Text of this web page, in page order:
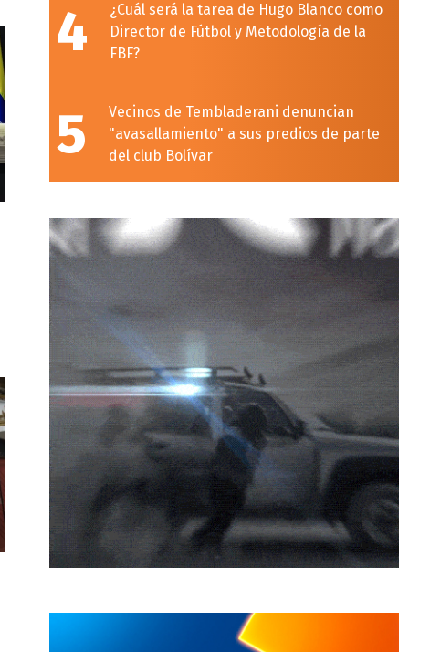
4
¿Cuál será la tarea de Hugo Blanco como
Director de Fútbol y Metodología de la
FBF?
5
Vecinos de Tembladerani denuncian
"avasallamiento" a sus predios de parte
del club Bolívar